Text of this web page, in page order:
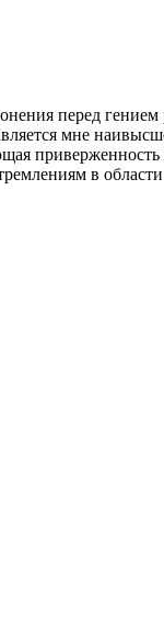
перед гением
мне
в